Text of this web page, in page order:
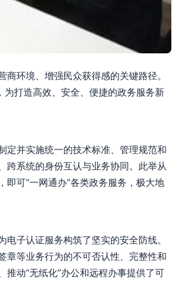
环境、增强民众获得感的关键路径。
为打造高效、安全、便捷的政务服务新
定并实施统一的技术标准、管理规范和
跨系统的身份互认与业务协同。此举从
可“一网通办”各类政务服务，极大地
子认证服务构筑了坚实的安全防线。
章等业务行为的不可否认性、完整性和
动“无纸化”办公和远程办事提供了可